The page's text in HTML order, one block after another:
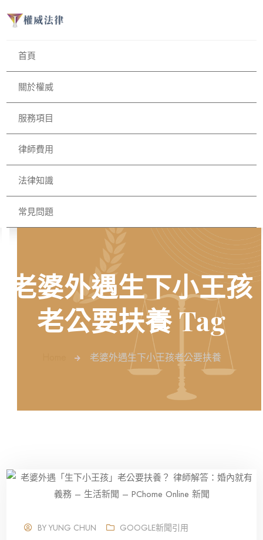
首頁
關於權威
服務項目
律師費用
法律知識
常見問題
老婆外遇生下小王孩
老公要扶養 Tag
老婆外遇生下小王孩老公要扶養
BYYUNG CHUN GOOGLE新聞引用